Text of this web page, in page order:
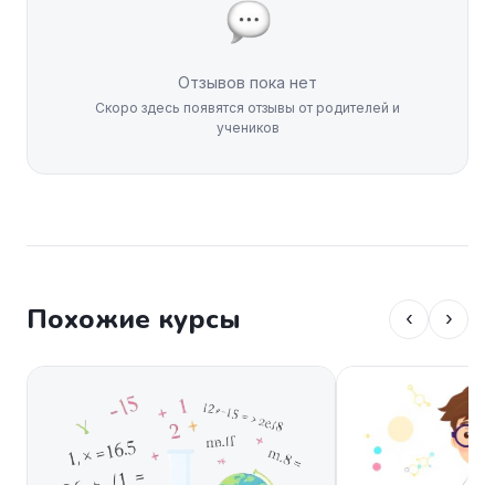
Отзывов пока нет
Скоро здесь появятся отзывы от родителей и
учеников
Похожие курсы ‹ ›